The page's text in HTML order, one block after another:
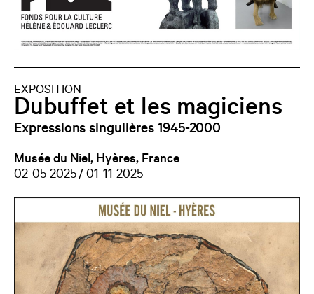
EXPOSITION
Dubuffet et les magiciens
Expressions singulières 1945-2000
Musée du Niel, Hyères, France
02-05-2025 / 01-11-2025